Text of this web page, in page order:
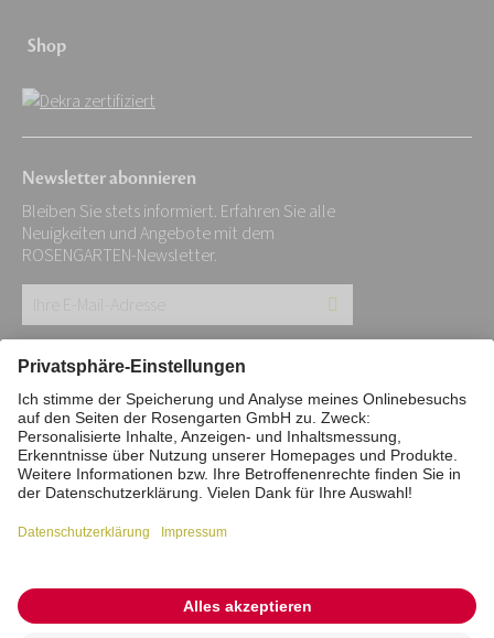
Shop
Newsletter abonnieren
Bleiben Sie stets informiert. Erfahren Sie alle
Neuigkeiten und Angebote mit dem
ROSENGARTEN-Newsletter.
E-
Mail-
Adresse:
*
Impressum Datenschutz
Stiftung
Interne Meldestelle
Zahlungsmittel
Barrierefreiheitserklärung
Vertrag widerrufen